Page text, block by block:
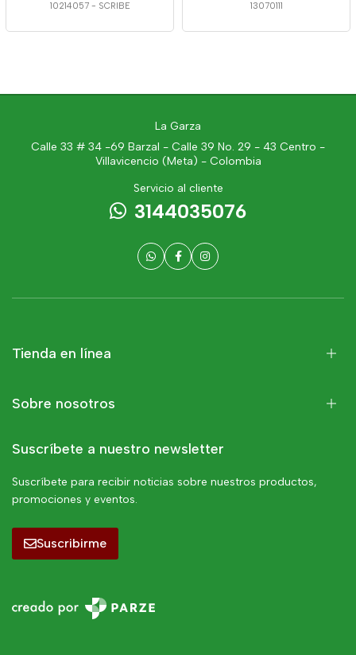
10214057 - SCRIBE 13070111
La Garza
Calle 33 # 34 -69 Barzal - Calle 39 No. 29 - 43 Centro -
Villavicencio (Meta) - Colombia
Servicio al cliente
3144035076
Tienda en línea
Sobre nosotros
Suscríbete a nuestro newsletter
Suscríbete para recibir noticias sobre nuestros productos,
promociones y eventos.
Suscribirme